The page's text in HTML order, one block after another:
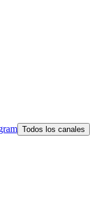
Todos los canales